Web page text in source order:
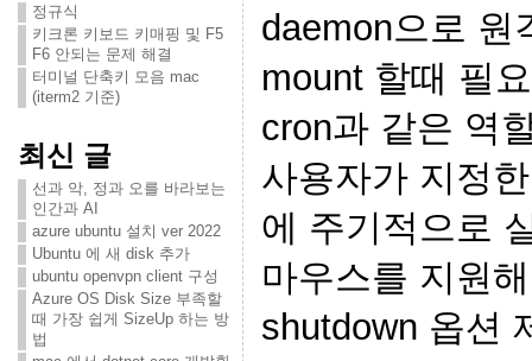
정규식
키크론 키보드 키매핑 및 F5
F6 안되는 문제 해결
터미널 단축키 모음 mac
(iterm2 기준)
최신 글
선과 악, 정과 오를 바라보는
인간과 AI
azure ubuntu 설치 ver 2022
Ubuntu 에 새 disk 추가
ubuntu openvpn client 구성
Azure OS Disk Size 부족할
때 가장 쉽게 SizeUp 하는 방
법
daemon으로 원
mount 할때 필
cron과 같은 역
사용자가 지정
에 주기적으로
마우스를 지원
shutdown 옵션